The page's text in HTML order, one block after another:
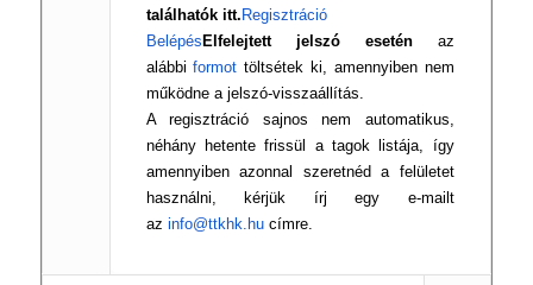
találhatók itt. Regisztráció
Belépés Elfelejtett jelszó eseténaz
alábbiformottöltsétek ki, amennyiben nem
működne a jelszó-visszaállítás.
A regisztráció sajnos nem automatikus,
néhány hetente frissül a tagok listája, így
amennyiben azonnal szeretnéd a felületet
használni, kérjük írj egy e-mailt
az info@ttkhk.hucímre.